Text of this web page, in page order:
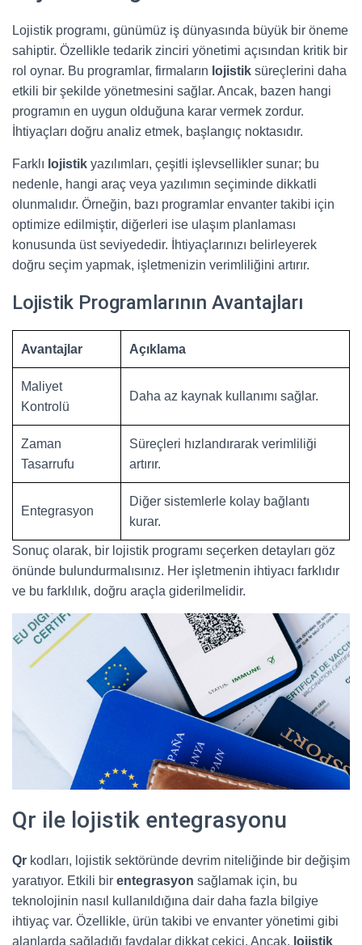
Lojistik programı, günümüz iş dünyasında büyük bir öneme
sahiptir. Özellikle tedarik zinciri yönetimi açısından kritik bir
rol oynar. Bu programlar, firmaların lojistik süreçlerini daha
etkili bir şekilde yönetmesini sağlar. Ancak, bazen hangi
programın en uygun olduğuna karar vermek zordur.
İhtiyaçları doğru analiz etmek, başlangıç noktasıdır.
Farklı lojistik yazılımları, çeşitli işlevsellikler sunar; bu
nedenle, hangi araç veya yazılımın seçiminde dikkatli
olunmalıdır. Örneğin, bazı programlar envanter takibi için
optimize edilmiştir, diğerleri ise ulaşım planlaması
konusunda üst seviyededir. İhtiyaçlarınızı belirleyerek
doğru seçim yapmak, işletmenizin verimliliğini artırır.
Lojistik Programlarının Avantajları
Avantajlar Açıklama
Maliyet
Kontrolü
Daha az kaynak kullanımı sağlar.
Zaman
Tasarrufu
Süreçleri hızlandırarak verimliliği
artırır.
Entegrasyon
Diğer sistemlerle kolay bağlantı
kurar.
Sonuç olarak, bir lojistik programı seçerken detayları göz
önünde bulundurmalısınız. Her işletmenin ihtiyacı farklıdır
ve bu farklılık, doğru araçla giderilmelidir.
Qr ile lojistik entegrasyonu
Qr kodları, lojistik sektöründe devrim niteliğinde bir değişim
yaratıyor. Etkili bir entegrasyon sağlamak için, bu
teknolojinin nasıl kullanıldığına dair daha fazla bilgiye
ihtiyaç var. Özellikle, ürün takibi ve envanter yönetimi gibi
alanlarda sağladığı faydalar dikkat çekici. Ancak, lojistik